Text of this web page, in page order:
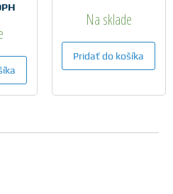
Na sklade
Pridať do košíka